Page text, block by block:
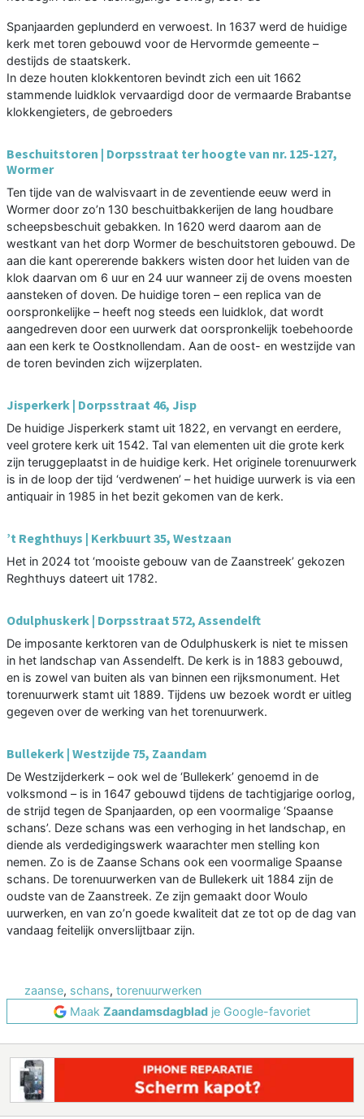
Spanjaarden geplunderd en verwoest. In 1637 werd de huidige
kerk met toren gebouwd voor de Hervormde gemeente –
destijds de staatskerk.
In deze houten klokkentoren bevindt zich een uit 1662
stammende luidklok vervaardigd door de vermaarde Brabantse
klokkengieters, de gebroeders
Beschuitstoren | Dorpsstraat ter hoogte van nr. 125-127,
Wormer
Ten tijde van de walvisvaart in de zeventiende eeuw werd in
Wormer door zo’n 130 beschuitbakkerijen de lang houdbare
scheepsbeschuit gebakken. In 1620 werd daarom aan de
westkant van het dorp Wormer de beschuitstoren gebouwd. De
aan die kant opererende bakkers wisten door het luiden van de
klok daarvan om 6 uur en 24 uur wanneer zij de ovens moesten
aansteken of doven. De huidige toren – een replica van de
oorspronkelijke – heeft nog steeds een luidklok, dat wordt
aangedreven door een uurwerk dat oorspronkelijk toebehoorde
aan een kerk te Oostknollendam. Aan de oost- en westzijde van
de toren bevinden zich wijzerplaten.
Jisperkerk | Dorpsstraat 46, Jisp
De huidige Jisperkerk stamt uit 1822, en vervangt en eerdere,
veel grotere kerk uit 1542. Tal van elementen uit die grote kerk
zijn teruggeplaatst in de huidige kerk. Het originele torenuurwerk
is in de loop der tijd ‘verdwenen’ – het huidige uurwerk is via een
antiquair in 1985 in het bezit gekomen van de kerk.
’t Reghthuys | Kerkbuurt 35, Westzaan
Het in 2024 tot ‘mooiste gebouw van de Zaanstreek’ gekozen
Reghthuys dateert uit 1782.
Odulphuskerk | Dorpsstraat 572, Assendelft
De imposante kerktoren van de Odulphuskerk is niet te missen
in het landschap van Assendelft. De kerk is in 1883 gebouwd,
en is zowel van buiten als van binnen een rijksmonument. Het
torenuurwerk stamt uit 1889. Tijdens uw bezoek wordt er uitleg
gegeven over de werking van het torenuurwerk.
Bullekerk | Westzijde 75, Zaandam
De Westzijderkerk – ook wel de ‘Bullekerk’ genoemd in de
volksmond – is in 1647 gebouwd tijdens de tachtigjarige oorlog,
de strijd tegen de Spanjaarden, op een voormalige ‘Spaanse
schans’. Deze schans was een verhoging in het landschap, en
diende als verdedigingswerk waarachter men stelling kon
nemen. Zo is de Zaanse Schans ook een voormalige Spaanse
schans. De torenuurwerken van de Bullekerk uit 1884 zijn de
oudste van de Zaanstreek. Ze zijn gemaakt door Woulo
uurwerken, en van zo’n goede kwaliteit dat ze tot op de dag van
vandaag feitelijk onverslijtbaar zijn.
zaanse, schans, torenuurwerken
Maak Zaandamsdagblad je Google-favoriet